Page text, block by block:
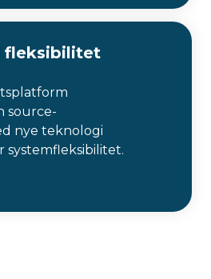
fleksibilitet
source-
nye teknologi
systemfleksibilitet.